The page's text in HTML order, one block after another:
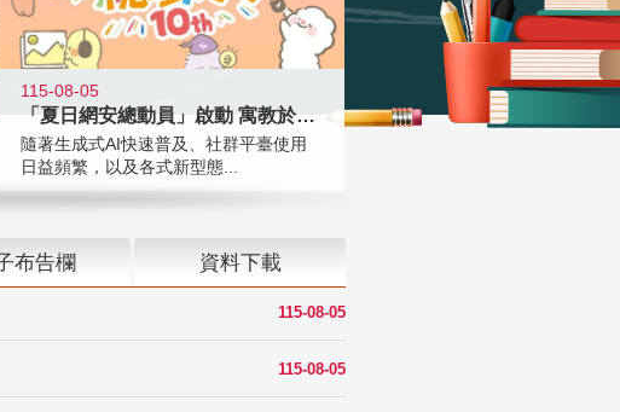
115-08-05
「夏日網安總動員」啟動 寓教於樂提
隨著生成式AI快速普及、社群平臺使用
日益頻繁，以及各式新型態...
布告欄 資料下載
115-08-05
115-08-05